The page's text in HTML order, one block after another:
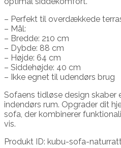
– Perfekt til overdækkede
– Mål:
– Bredde: 210 cm
– Dybde: 88 cm
– Højde: 64 cm
– Siddehøjde: 40 cm
– Ikke egnet til udendørs brug
Sofaens tidløse design
indendørs rum. Opgrader dit
sofa, der kombinerer
vis.
Produkt ID: kubu-sofa-